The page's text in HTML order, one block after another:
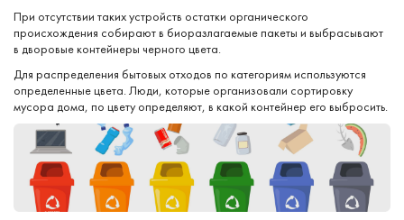
При отсутствии таких устройств остатки органического
происхождения собирают в биоразлагаемые пакеты и выбрасывают
в дворовые контейнеры черного цвета.
Для распределения бытовых отходов по категориям используются
определенные цвета. Люди, которые организовали сортировку
мусора дома, по цвету определяют, в какой контейнер его выбросить.